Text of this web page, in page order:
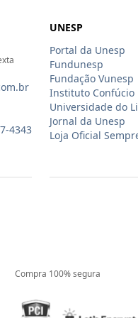
4343
UNESP
Portal da Unesp
Fundunesp
Fundação Vunesp
Instituto Confúcio
Universidade do
Jornal da Unesp
Loja Oficial
Compra 100% segura